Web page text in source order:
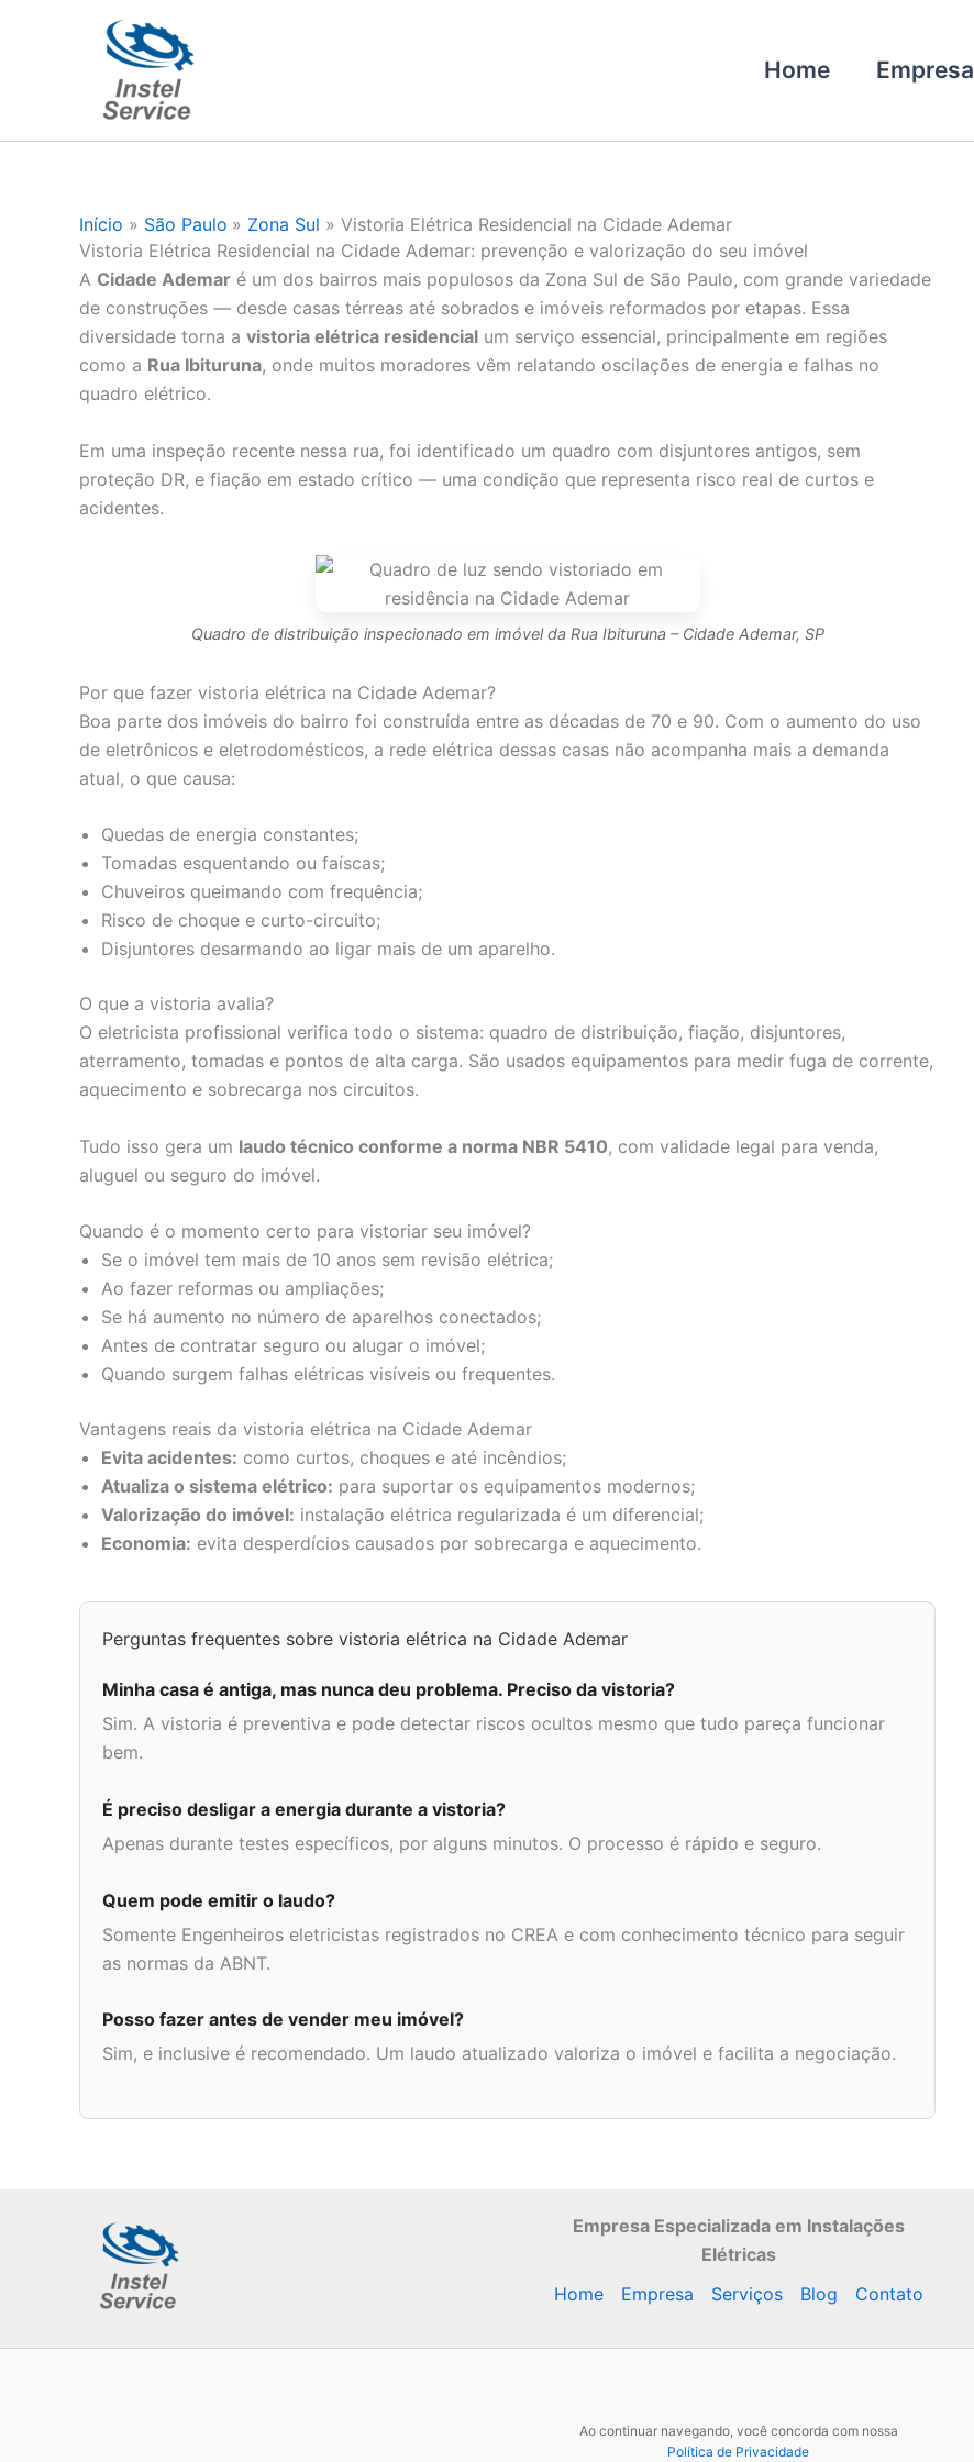
Home Empresa
Início São Paulo Zona Sul
Vistoria Elétrica Residencial na Cidade Ademar
Vistoria Elétrica Residencial na Cidade Ademar: prevenção e valorização do seu imóvel
A Cidade Ademar é um dos bairros mais populosos da Zona Sul de São Paulo, com grande variedade
de construções — desde casas térreas até sobrados e imóveis reformados por etapas. Essa
diversidade torna a vistoria elétrica residencial um serviço essencial, principalmente em regiões
como a Rua Ibituruna, onde muitos moradores vêm relatando oscilações de energia e falhas no
quadro elétrico.
Em uma inspeção recente nessa rua, foi identificado um quadro com disjuntores antigos, sem
proteção DR, e fiação em estado crítico — uma condição que representa risco real de curtos e
acidentes.
Quadro de distribuição inspecionado em imóvel da Rua Ibituruna – Cidade Ademar, SP
Por que fazer vistoria elétrica na Cidade Ademar?
Boa parte dos imóveis do bairro foi construída entre as décadas de 70 e 90. Com o aumento do uso
de eletrônicos e eletrodomésticos, a rede elétrica dessas casas não acompanha mais a demanda
atual, o que causa:
Quedas de energia constantes;
Tomadas esquentando ou faíscas;
Chuveiros queimando com frequência;
Risco de choque e curto-circuito;
Disjuntores desarmando ao ligar mais de um aparelho.
O que a vistoria avalia?
O eletricista profissional verifica todo o sistema: quadro de distribuição, fiação, disjuntores,
aterramento, tomadas e pontos de alta carga. São usados equipamentos para medir fuga de corrente,
aquecimento e sobrecarga nos circuitos.
Tudo isso gera um laudo técnico conforme a norma NBR 5410, com validade legal para venda,
aluguel ou seguro do imóvel.
Quando é o momento certo para vistoriar seu imóvel?
Se o imóvel tem mais de 10 anos sem revisão elétrica;
Ao fazer reformas ou ampliações;
Se há aumento no número de aparelhos conectados;
Antes de contratar seguro ou alugar o imóvel;
Quando surgem falhas elétricas visíveis ou frequentes.
Vantagens reais da vistoria elétrica na Cidade Ademar
Evita acidentes: como curtos, choques e até incêndios;
Atualiza o sistema elétrico: para suportar os equipamentos modernos;
Valorização do imóvel: instalação elétrica regularizada é um diferencial;
Economia: evita desperdícios causados por sobrecarga e aquecimento.
Perguntas frequentes sobre vistoria elétrica na Cidade Ademar
Minha casa é antiga, mas nunca deu problema. Preciso da vistoria?
Sim. A vistoria é preventiva e pode detectar riscos ocultos mesmo que tudo pareça funcionar
bem.
É preciso desligar a energia durante a vistoria?
Apenas durante testes específicos, por alguns minutos. O processo é rápido e seguro.
Quem pode emitir o laudo?
Somente Engenheiros eletricistas registrados no CREA e com conhecimento técnico para seguir
as normas da ABNT.
Posso fazer antes de vender meu imóvel?
Sim, e inclusive é recomendado. Um laudo atualizado valoriza o imóvel e facilita a negociação.
Empresa Especializada em Instalações
Elétricas
Home
Empresa Serviços Blog Contato
Ao continuar navegando, você concorda com nossa
Política de Privacidade